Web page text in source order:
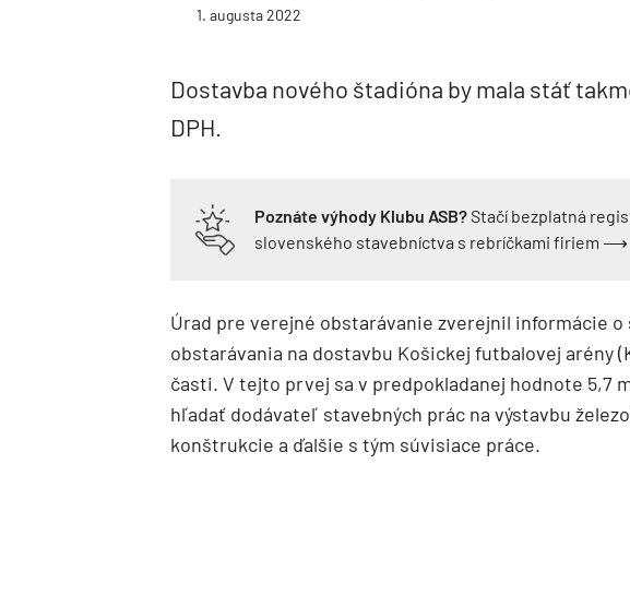
1. augusta 2022
Dostavba nového štadióna by mala stáť
DPH.
Poznáte výhody Klubu ASB?Stačí bezplatná
slovenského stavebníctva s rebríčkami firiem ⟶
Úrad pre verejné obstarávanie zverejnil informácie
obstarávania na dostavbu Košickej futbalovej arény
časti. V tejto prvej sa v predpokladanej hodnote 5,7
hľadať dodávateľ stavebných prác na výstavbu
konštrukcie a ďalšie s tým súvisiace práce.